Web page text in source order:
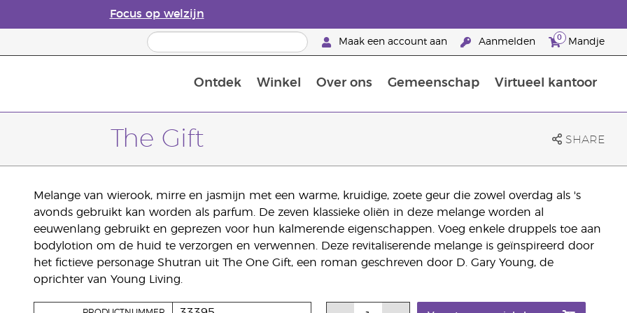
Focus op welzijn
Maak een account aan Aanmelden 0 Mandje
Ontdek Winkel Over ons Gemeenschap Virtueel kantoor
The Gift SHARE
Melange van wierook, mirre en jasmijn met een warme, kruidige, zoete geur die zowel overdag als 's
avonds gebruikt kan worden als parfum. De zeven klassieke oliën in deze melange worden al
eeuwenlang gebruikt en geprezen voor hun kalmerende eigenschappen. Voeg enkele druppels toe aan
bodylotion om de huid te verzorgen en verwennen. Deze revitaliserende melange is geïnspireerd door
het fictieve personage Shutran uit The One Gift, een roman geschreven door D. Gary Young, de
oprichter van Young Living.